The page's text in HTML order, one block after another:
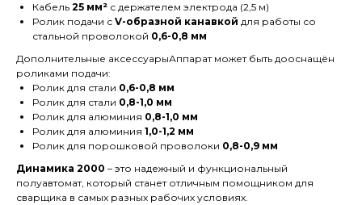
Кабель 25 мм² с держателем электрода (2,5 м)
Ролик подачи с V-образной канавкой для работы со
стальной проволокой 0,6-0,8 мм
Дополнительные аксессуарыАппарат может быть дооснащён
роликами подачи:
Ролик для стали 0,6-0,8 мм
Ролик для стали 0,8-1,0 мм
Ролик для алюминия 0,8-1,0 мм
Ролик для алюминия 1,0-1,2 мм
Ролик для порошковой проволоки 0,8-0,9 мм
Динамика 2000 – это надежный и функциональный
полуавтомат, который станет отличным помощником для
сварщика в самых разных рабочих условиях.